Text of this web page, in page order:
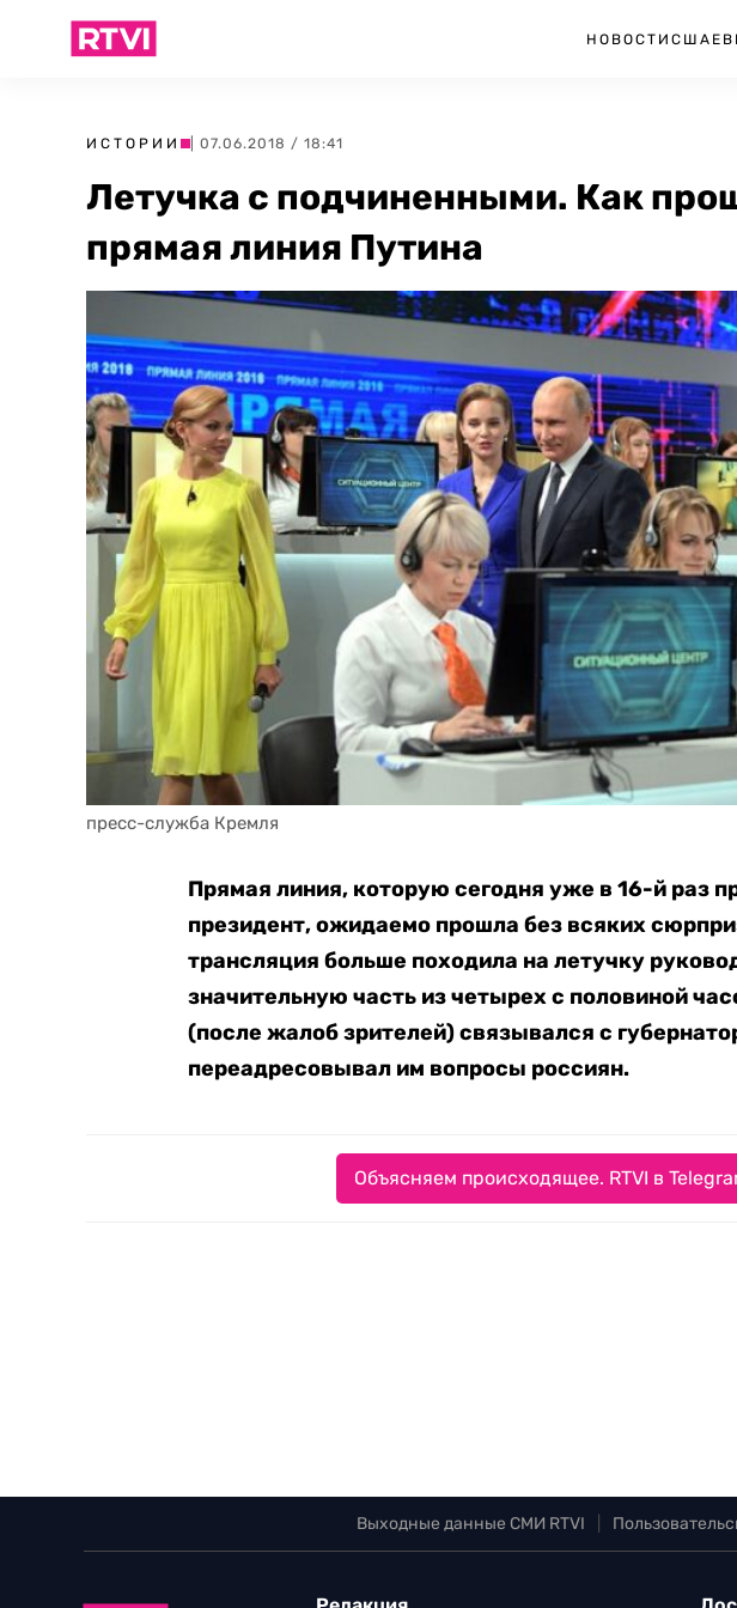
НОВОСТИ США
ИСТОРИИ | 07.06.2018 / 18:41
Летучка с подчиненными. Как
прямая линия Путина
пресс-служба Кремля
Прямая линия, которую сегодня уже в 16-й раз
президент, ожидаемо прошла без всяких
трансляция больше походила на летучку
значительную часть из четырех с половиной
(после жалоб зрителей) связывался с
переадресовывал им вопросы россиян.
Объясняем происходящее. RTVI в
Выходные данные СМИ RTVI